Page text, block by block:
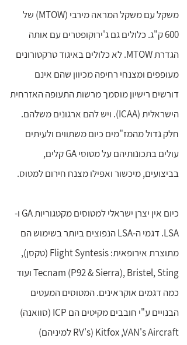
משקל עם משקל המראה מירבי (MTOW) של
600 ק"ג. כלולים גם ג'ירוקופטרים עם אותה
הגדרת MTOW. לא כלולים באיגוד טרקטורונים
מעופפים ומצנחי רחיפה מכיוון שהם אינם
דורשים רישיון מוסמך מרשות התעופה האזרחית
הישראלית (ICAA). ויש להם ארגונים משלהם.
חלק גדול מהמז"מים כיום משתווים ולעיתים
עולים בתכונותיהם על מטוסי GA קלים,
בביצועים, מיכשור ואפילו מצנח חירום למטוס.
כיום אין יצרן ישראלי למטוסים מקטגוריות GA ו-
LSA. דגמי ה-LSA הנפוצים ביותר בשימוש הם
מתוצרת אירופאית: Flight Syntesis (טקסן),
Tecnam (P92 & Sierra), Bristel, Sting ועוד
כמה דגמים אוקראינים. המטוסים המעטים
הבנויים ע"י חובבים מקיטים הם ICP (סוואנה)
Kitfox ,VAN's Aircraft (RV's למיניהם)